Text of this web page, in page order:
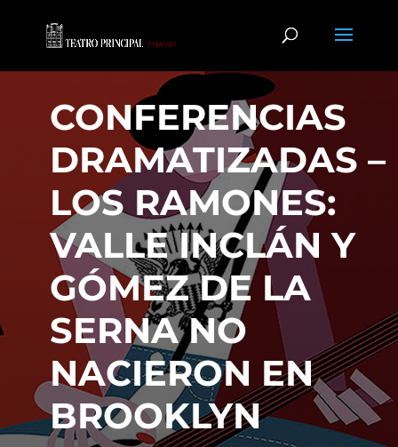
CONFERENCIAS
DRAMATIZADAS –
LOS RAMONES:
VALLE INCLÁN Y
GÓMEZ DE LA
SERNA NO
NACIERON EN
BROOKLYN